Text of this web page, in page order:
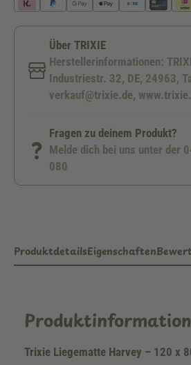
Über TRIXIE
Herstellerinformationen:
Industriestr. 32, DE, 24963,
verkauf@trixie.de,
Fragen zu deinem Produkt?
Melde dich bei uns unter der
080
ProduktdetailsEigenschaften
Trixie Liegematte Harvey – 120 x